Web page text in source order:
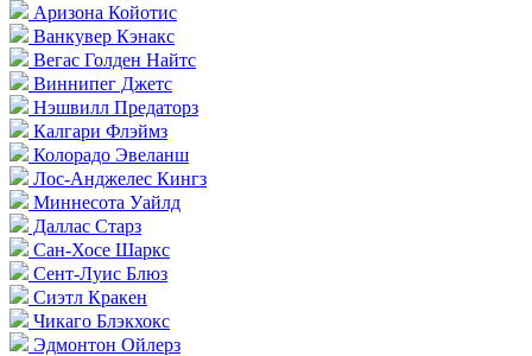
Аризона Койотис
Ванкувер Кэнакс
Вегас Голден Найтс
Виннипег Джетс
Нэшвилл Предаторз
Калгари Флэймз
Колорадо Эвеланш
Лос-Анджелес Кингз
Миннесота Уайлд
Даллас Старз
Сан-Хосе Шаркс
Сент-Луис Блюз
Сиэтл Кракен
Чикаго Блэкхокс
Эдмонтон Ойлерз